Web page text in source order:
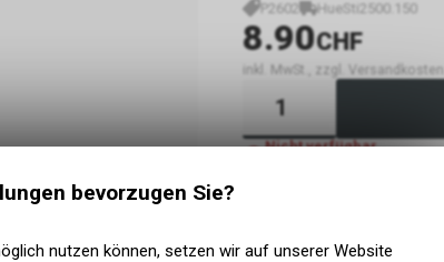
P2602 HueSti2500.150
8.90CHF
inkl. MwSt., zzgl. Versandkosten
Nicht verfügbar
bevorzugen Sie?
nutzen können, setzen wir auf unserer Website